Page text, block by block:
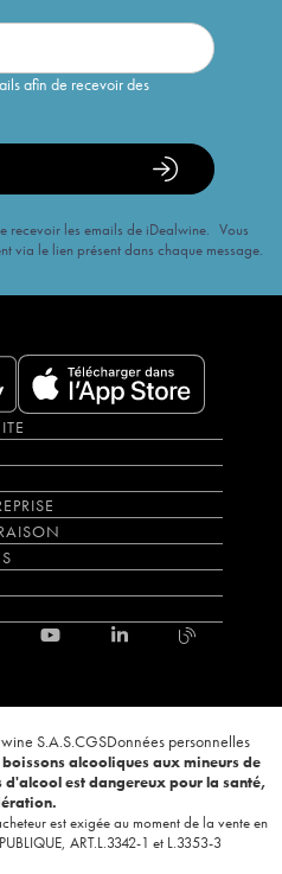
afin de recevoir des
recevoir les emails de iDealwine. Vous
via le lien présent dans chaque message.
S.A.S.CGSDonnées personnelles
alcooliques aux mineurs de
d'alcool est dangereux pour la santé,
est exigée au moment de la vente en
ART.L.3342-1 et L.3353-3